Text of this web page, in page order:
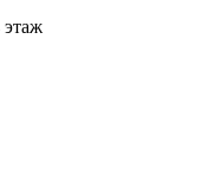
этаж